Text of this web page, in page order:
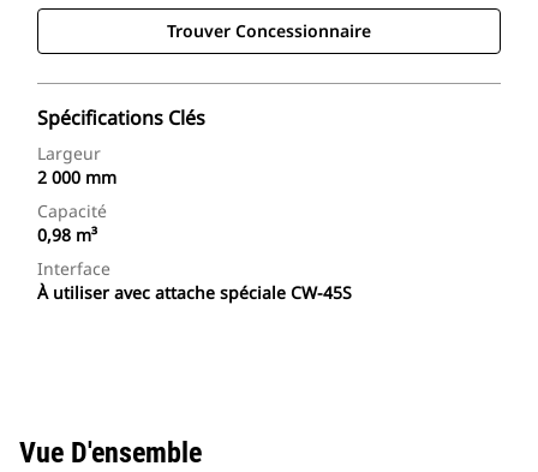
Trouver Concessionnaire
Spécifications Clés
Largeur
2 000 mm
Capacité
0,98 m³
Interface
À utiliser avec attache spéciale CW-45S
Vue D'ensemble